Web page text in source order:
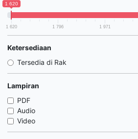
1 620
1 620 1 796 1 971
Ketersediaan
Tersedia di Rak
Lampiran
PDF
Audio
Video